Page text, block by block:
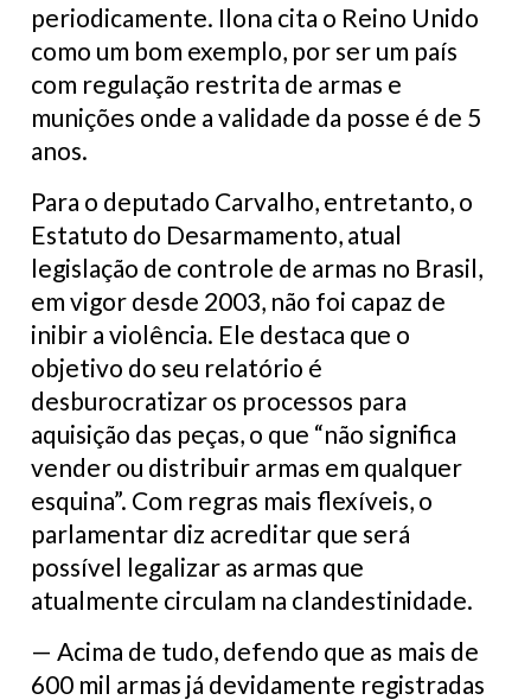
periodicamente. Ilona cita o Reino Unido
como um bom exemplo, por ser um país
com regulação restrita de armas e
munições onde a validade da posse é de 5
anos.
Para o deputado Carvalho, entretanto, o
Estatuto do Desarmamento, atual
legislação de controle de armas no Brasil,
em vigor desde 2003, não foi capaz de
inibir a violência. Ele destaca que o
objetivo do seu relatório é
desburocratizar os processos para
aquisição das peças, o que “não significa
vender ou distribuir armas em qualquer
esquina”. Com regras mais flexíveis, o
parlamentar diz acreditar que será
possível legalizar as armas que
atualmente circulam na clandestinidade.
— Acima de tudo, defendo que as mais de
600 mil armas já devidamente registradas